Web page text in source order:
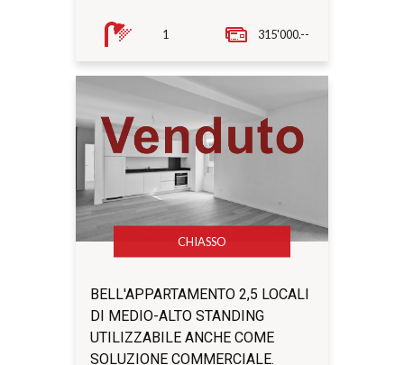
315'000.--
1
CHIASSO
BELL'APPARTAMENTO 2,5 LOCALI
DI MEDIO-ALTO STANDING
UTILIZZABILE ANCHE COME
SOLUZIONE COMMERCIALE.